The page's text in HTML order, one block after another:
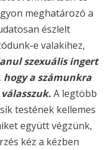
meghatározó a
észlelt
e valakihez,
szexuális ingert
a számunkra
A legtöbb
testének kellemes
együtt végzünk,
kéz a kézben